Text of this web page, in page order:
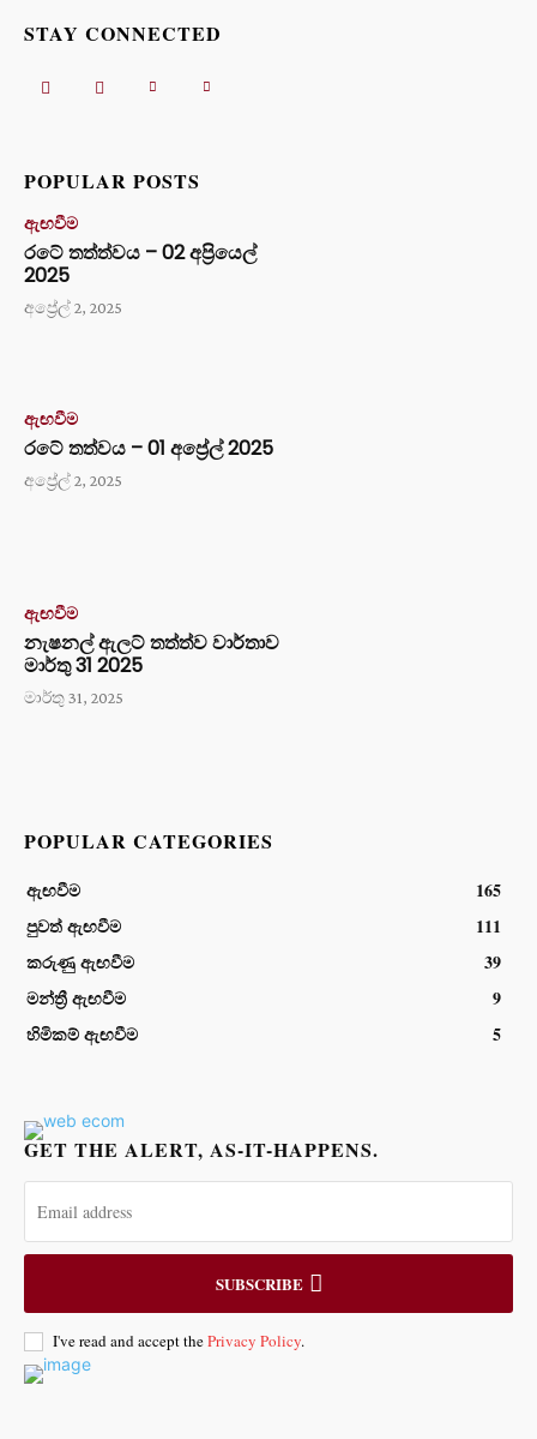
STAY CONNECTED
POPULAR POSTS
ඇඟවීම
රටේ තත්ත්වය – 02 අප්‍රියෙල්
2025
අප්‍රේල් 2, 2025
ඇඟවීම
රටේ තත්වය – 01 අප්‍රේල් 2025
අප්‍රේල් 2, 2025
ඇඟවීම
නැෂනල් ඇලට් තත්ත්ව වාර්තාව
මාර්තු 31 2025
මාර්තු 31, 2025
POPULAR CATEGORIES
ඇඟවීම
165
පුවත් ඇඟවීම
111
කරුණු ඇඟවීම
39
මන්ත්‍රී ඇඟවීම
9
හිමිකම් ඇඟවීම
5
GET THE ALERT, AS-IT-HAPPENS.
SUBSCRIBE
I've read and accept thePrivacy Policy.